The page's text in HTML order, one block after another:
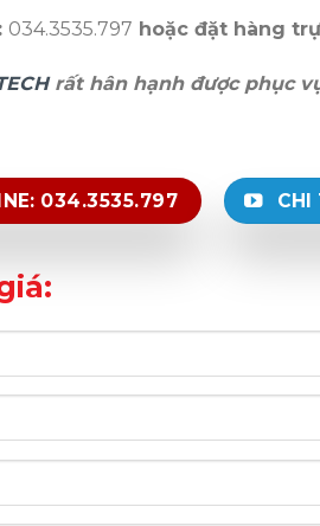
034.3535.797 hoặc đặt hàng
rất hân hạnh được phục
034.3535.797 CHI